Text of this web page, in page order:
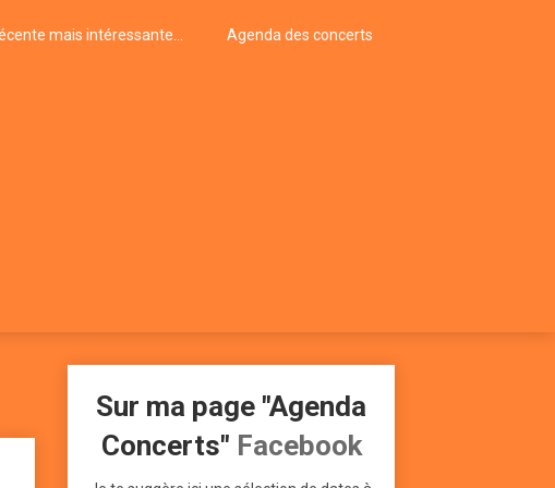
mais intéressante… Agenda des concerts
Sur ma page "Agenda
Concerts" Facebook